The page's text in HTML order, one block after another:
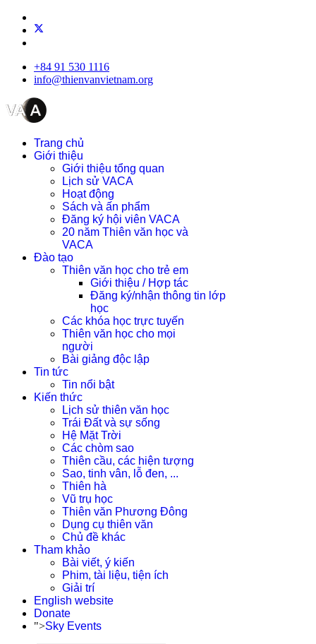
+84 91 530 1116
info@thienvanvietnam.org
Trang chủ
Giới thiệu
Giới thiệu tổng quan
Lịch sử VACA
Hoạt động
Sách và ấn phẩm
Đăng ký hội viên VACA
20 năm Thiên văn học và
VACA
Đào tạo
Thiên văn học cho trẻ em
Giới thiệu / Hợp tác
Đăng ký/nhận thông tin lớp
học
Các khóa học trực tuyến
Thiên văn học cho mọi
người
Bài giảng độc lập
Tin tức
Tin nổi bật
Kiến thức
Lịch sử thiên văn học
Trái Đất và sự sống
Hệ Mặt Trời
Các chòm sao
Thiên cầu, các hiện tượng
Sao, tinh vân, lỗ đen, ...
Thiên hà
Vũ trụ học
Thiên văn Phương Đông
Dụng cụ thiên văn
Chủ đề khác
Tham khảo
Bài viết, ý kiến
Phim, tài liệu, tiện ích
Giải trí
English website
Donate
">Sky Events